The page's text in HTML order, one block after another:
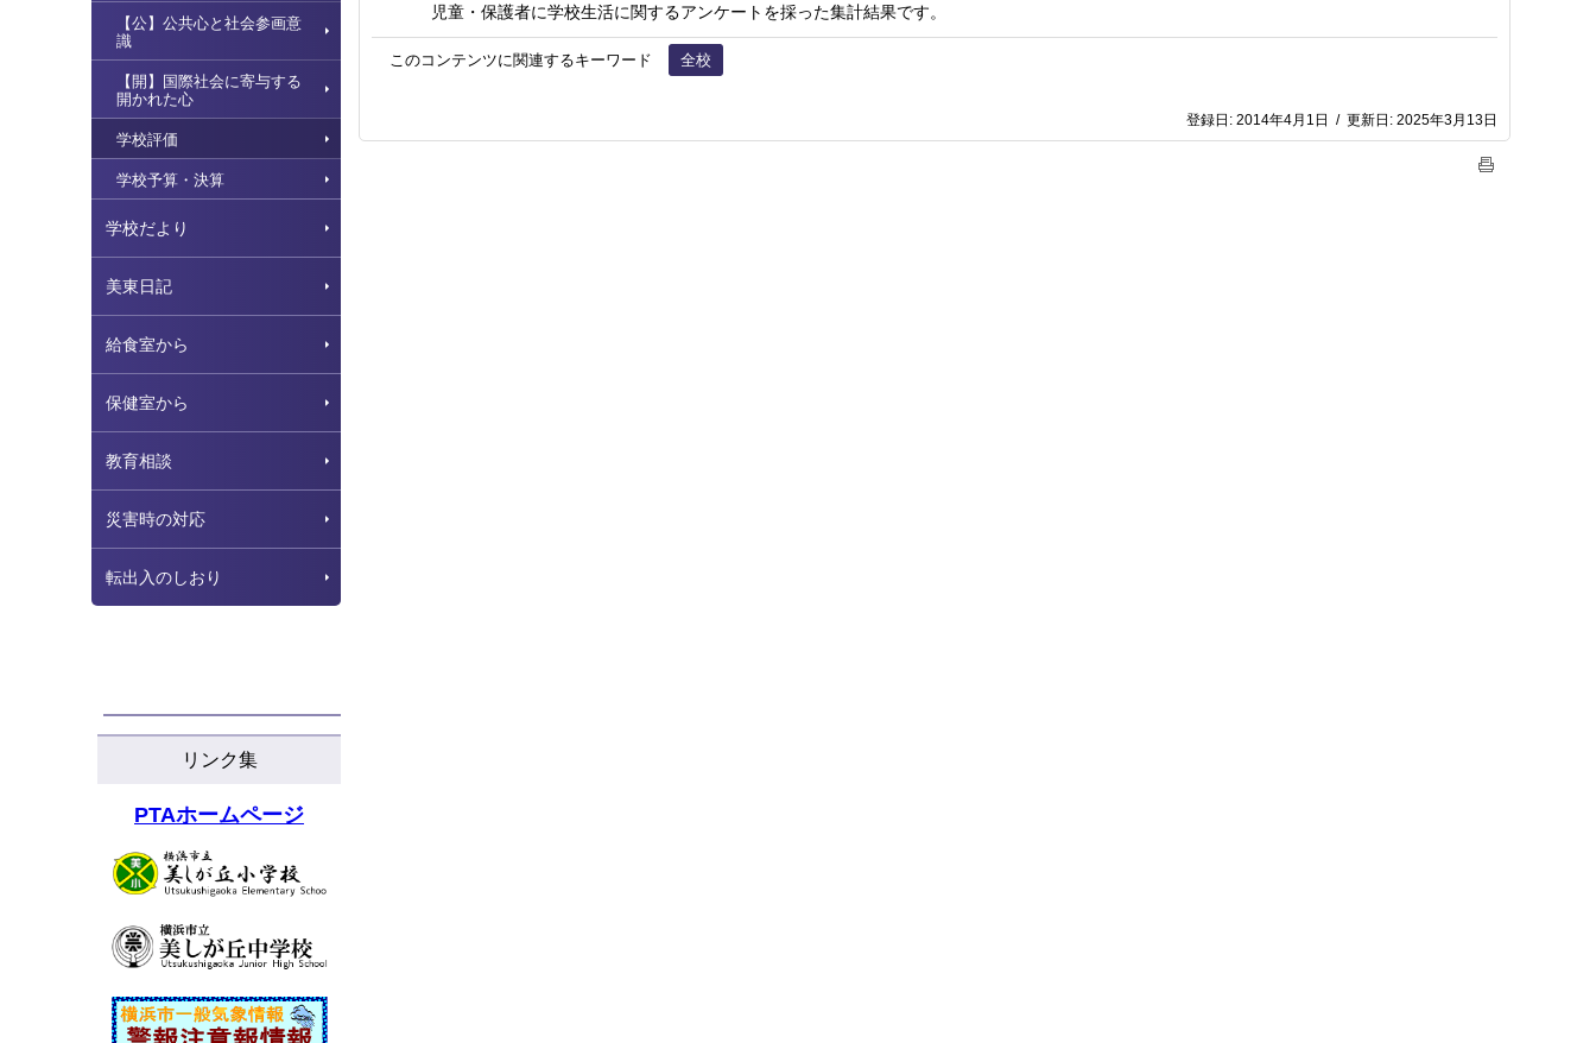
【公】公共心と社会参画意
識
【開】国際社会に寄与する
開かれた心
学校評価
学校予算・決算
学校だより
美東日記
給食室から
保健室から
教育相談
災害時の対応
転出入のしおり
リンク集
PTAホームページ
児童・保護者に学校生活に関するアンケートを採った集計結果です。
このコンテンツに関連するキーワード 全校
登録日: 2014年4月1日 / 更新日: 2025年3月13日